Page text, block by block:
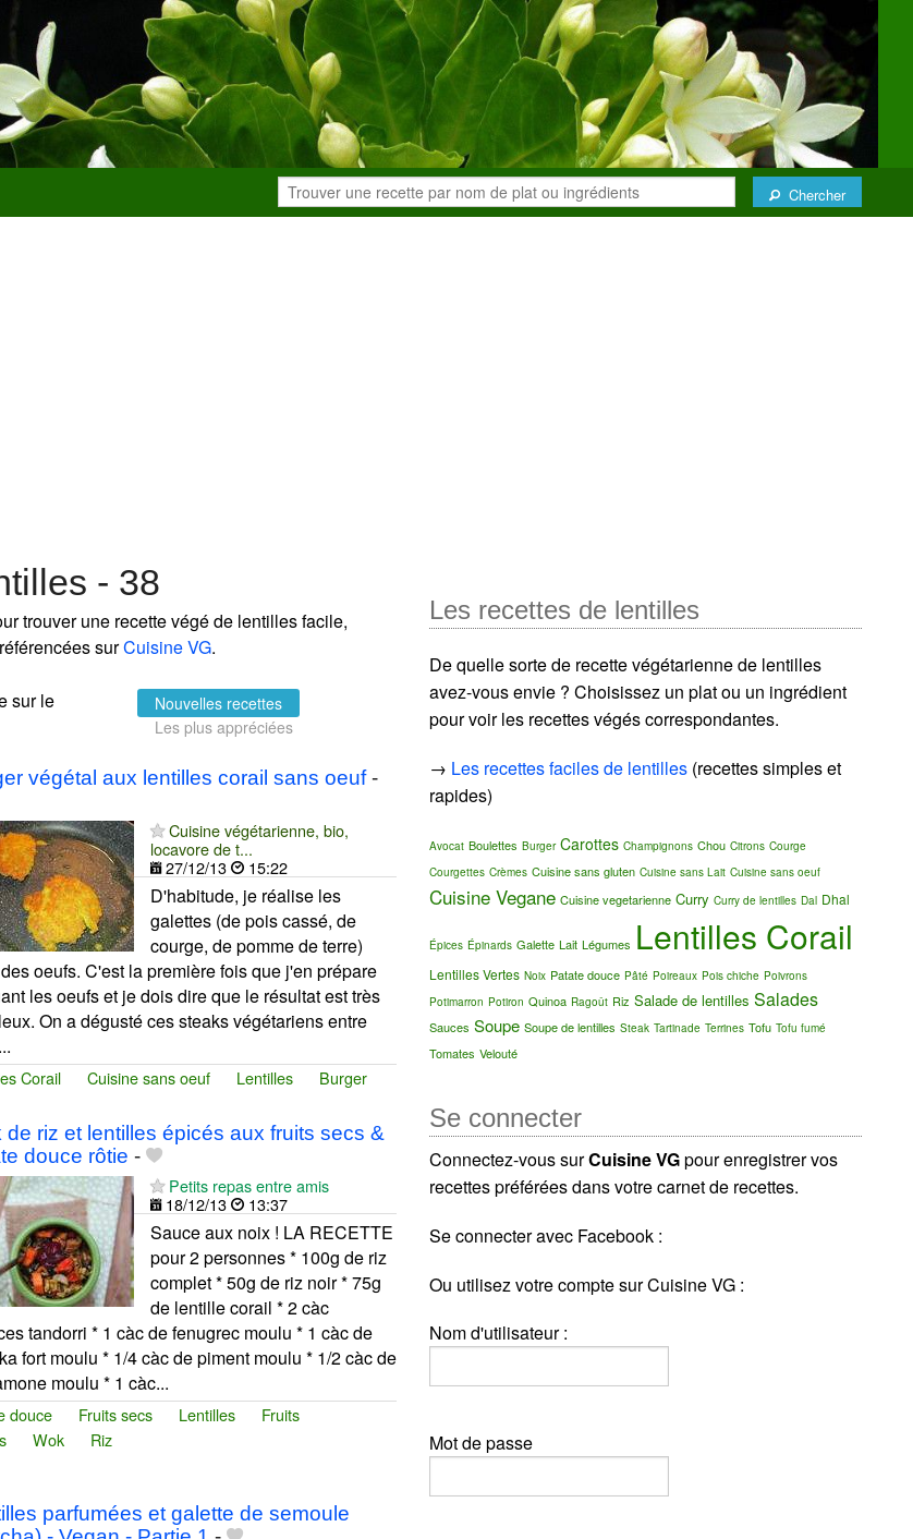
Chercher
- 38
trouver une recette végé de lentilles facile,
surCuisine VG.
sur le
Nouvelles recettes
Les plus appréciées
végétal aux lentilles corail sans oeuf-
Cuisine végétarienne, bio,
locavore de t...
27/12/13
15:22
D'habitude, je réalise les
galettes (de pois cassé, de
courge, de pomme de terre)
oeufs. C'est la première fois que j'en prépare
les oeufs et je dois dire que le résultat est très
On a dégusté ces steaks végétariens entre
Corail Cuisine sans oeuf Lentilles Burger
de riz et lentilles épicés aux fruits secs &
douce rôtie -
Petits repas entre amis
18/12/13
13:37
Sauce aux noix ! LA RECETTE
pour 2 personnes * 100g de riz
complet * 50g de riz noir * 75g
de lentille corail * 2 càc
tandorri * 1 càc de fenugrec moulu * 1 càc de
fort moulu * 1/4 càc de piment moulu * 1/2 càc de
moulu * 1 càc...
douce Fruits secs Lentilles
Fruits
Wok Riz
parfumées et galette de semoule
Les recettes de lentilles
De quelle sorte de recette végétarienne de lentilles
avez-vous envie ? Choisissez un plat ou un ingrédient
pour voir les recettes végés correspondantes.
→ Les recettes faciles de lentilles (recettes simples et
rapides)
Avocat Boulettes Burger Carottes Champignons Chou Citrons Courge
Courgettes Crèmes Cuisine sans gluten Cuisine sans Lait Cuisine sans oeuf
Cuisine Vegane Cuisine vegetarienne Curry Curry de lentilles Dal Dhal
Épices Épinards Galette Lait Légumes Lentilles Corail
Lentilles Vertes Noix Patate douce Pâté Poireaux Pois chiche Poivrons
Potimarron Potiron Quinoa Ragoût Riz Salade de lentilles Salades
Sauces Soupe Soupe de lentilles Steak Tartinade Terrines Tofu Tofu fumé
Tomates Velouté
Se connecter
Connectez-vous surCuisine VGpour enregistrer vos
recettes préférées dans votre carnet de recettes.
Se connecter avec Facebook :
Ou utilisez votre compte sur Cuisine VG :
Nom d'utilisateur :
Mot de passe